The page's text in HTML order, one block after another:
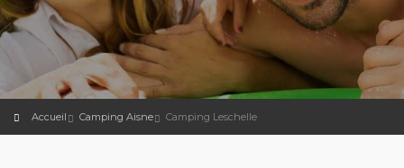
Accueil Camping Aisne Camping Leschelle